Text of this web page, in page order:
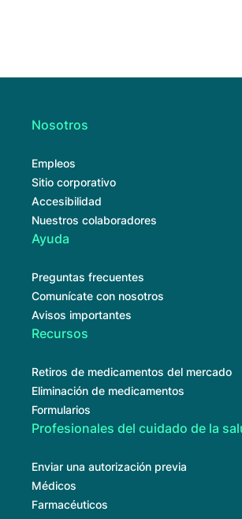
Nosotros
Empleos
Sitio corporativo
Accesibilidad
Nuestros colaboradores
Ayuda
Preguntas frecuentes
Comunícate con nosotros
Avisos importantes
Recursos
Retiros de medicamentos del mercado
Eliminación de medicamentos
Formularios
Profesionales del cuidado de la
Enviar una autorización previa
Médicos
Farmacéuticos